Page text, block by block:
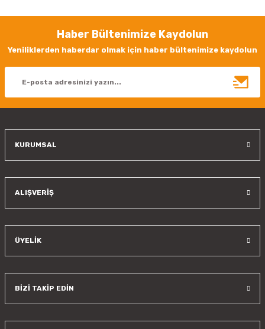
Görüş ve önerileriniz için teşekkür ederiz.
Ürün resmi kalitesiz, bozuk veya görüntülenemiyor.
Ürün bilgilerinde hatalar bulunuyor.
Haber Bültenimize Kaydolun
Yeniliklerden haberdar olmak için haber bültenimize kaydolun
KURUMSAL
ALIŞVERİŞ
ÜYELİK
BİZİ TAKİP EDİN